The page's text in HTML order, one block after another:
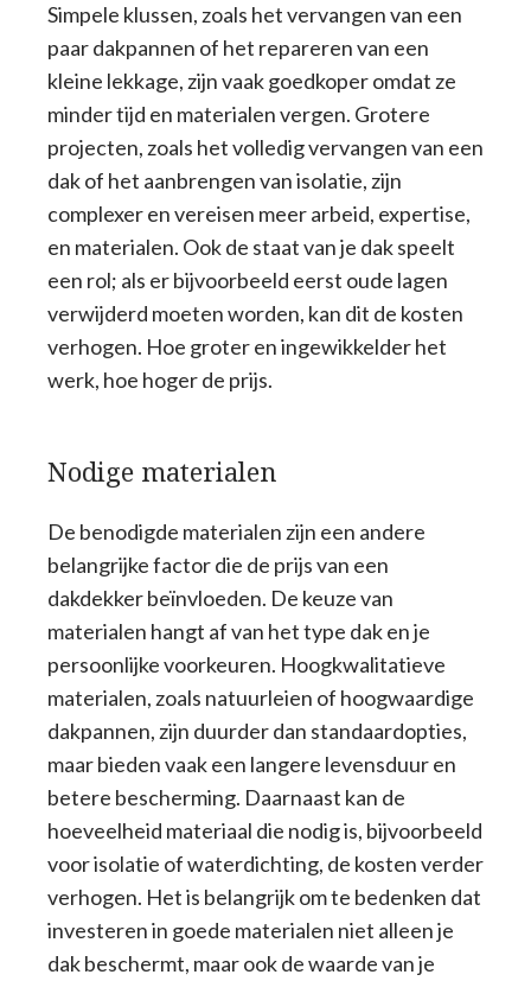
Simpele klussen, zoals het vervangen van een
paar dakpannen of het repareren van een
kleine lekkage, zijn vaak goedkoper omdat ze
minder tijd en materialen vergen. Grotere
projecten, zoals het volledig vervangen van een
dak of het aanbrengen van isolatie, zijn
complexer en vereisen meer arbeid, expertise,
en materialen. Ook de staat van je dak speelt
een rol; als er bijvoorbeeld eerst oude lagen
verwijderd moeten worden, kan dit de kosten
verhogen. Hoe groter en ingewikkelder het
werk, hoe hoger de prijs.
Nodige materialen
De benodigde materialen zijn een andere
belangrijke factor die de prijs van een
dakdekker beïnvloeden. De keuze van
materialen hangt af van het type dak en je
persoonlijke voorkeuren. Hoogkwalitatieve
materialen, zoals natuurleien of hoogwaardige
dakpannen, zijn duurder dan standaardopties,
maar bieden vaak een langere levensduur en
betere bescherming. Daarnaast kan de
hoeveelheid materiaal die nodig is, bijvoorbeeld
voor isolatie of waterdichting, de kosten verder
verhogen. Het is belangrijk om te bedenken dat
investeren in goede materialen niet alleen je
dak beschermt, maar ook de waarde van je